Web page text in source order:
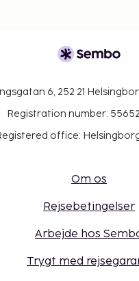
6, 252 21
Registration number:
office:
Om os
Rejsebetingelser
Arbejde hos
Trygt med